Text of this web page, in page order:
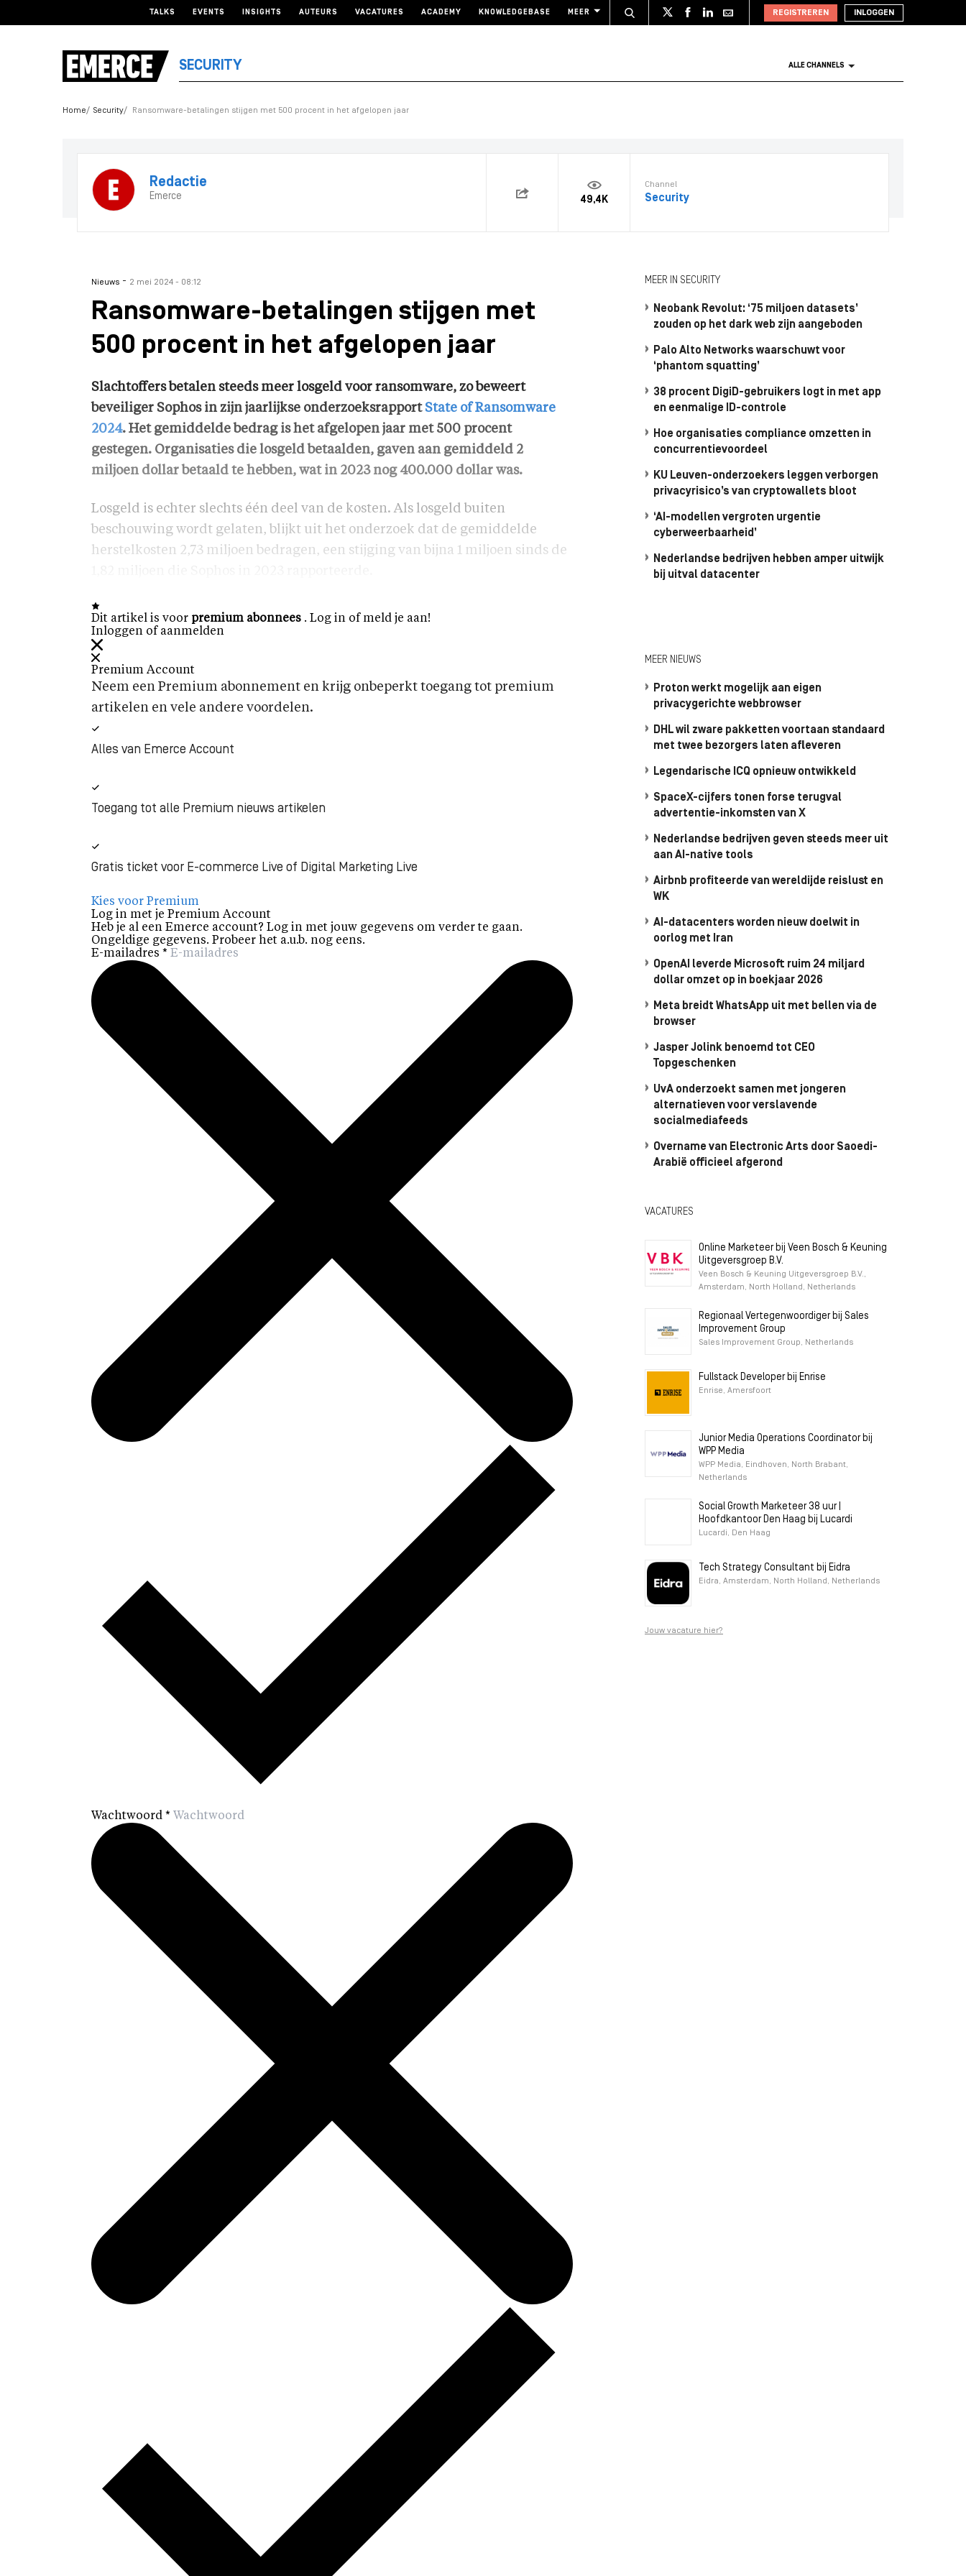
TALKS EVENTS INSIGHTS AUTEURS VACATURES ACADEMY KNOWLEDGEBASE MEER REGISTREREN INLOGGEN
SECURITY ALLE CHANNELS
Home Security Ransomware-betalingen stijgen met 500 procent in het afgelopen jaar
Redactie
Emerce 49,4K
Channel
Security
Nieuws - 2 mei 2024 - 08:12
Ransomware-betalingen stijgen met
500 procent in het afgelopen jaar
Slachtoffers betalen steeds meer losgeld voor ransomware, zo beweert
beveiliger Sophos in zijn jaarlijkse onderzoeksrapport State of Ransomware
2024. Het gemiddelde bedrag is het afgelopen jaar met 500 procent
gestegen. Organisaties die losgeld betaalden, gaven aan gemiddeld 2
miljoen dollar betaald te hebben, wat in 2023 nog 400.000 dollar was.
Losgeld is echter slechts één deel van de kosten. Als losgeld buiten
beschouwing wordt gelaten, blijkt uit het onderzoek dat de gemiddelde
herstelkosten 2,73 miljoen bedragen, een stijging van bijna 1 miljoen sinds de
Dit artikel is voor premium abonnees . Log in of meld je aan!
Inloggen of aanmelden
Premium Account
Neem een Premium abonnement en krijg onbeperkt toegang tot premium
artikelen en vele andere voordelen.
Alles van Emerce Account
Toegang tot alle Premium nieuws artikelen
Gratis ticket voor E-commerce Live of Digital Marketing Live
Kies voor Premium
Log in met je Premium Account
Heb je al een Emerce account? Log in met jouw gegevens om verder te gaan.
Ongeldige gegevens. Probeer het a.u.b. nog eens.
E-mailadres *
Wachtwoord *
MEER IN SECURITY
Neobank Revolut: ‘75 miljoen datasets’
zouden op het dark web zijn aangeboden
Palo Alto Networks waarschuwt voor
‘phantom squatting’
38 procent DigiD-gebruikers logt in met app
en eenmalige ID-controle
Hoe organisaties compliance omzetten in
concurrentievoordeel
KU Leuven-onderzoekers leggen verborgen
privacyrisico’s van cryptowallets bloot
‘AI-modellen vergroten urgentie
cyberweerbaarheid’
Nederlandse bedrijven hebben amper uitwijk
bij uitval datacenter
MEER NIEUWS
Proton werkt mogelijk aan eigen
privacygerichte webbrowser
DHL wil zware pakketten voortaan standaard
met twee bezorgers laten afleveren
Legendarische ICQ opnieuw ontwikkeld
SpaceX-cijfers tonen forse terugval
advertentie-inkomsten van X
Nederlandse bedrijven geven steeds meer uit
aan AI-native tools
Airbnb profiteerde van wereldijde reislust en
WK
AI-datacenters worden nieuw doelwit in
oorlog met Iran
OpenAI leverde Microsoft ruim 24 miljard
dollar omzet op in boekjaar 2026
Meta breidt WhatsApp uit met bellen via de
browser
Jasper Jolink benoemd tot CEO
Topgeschenken
UvA onderzoekt samen met jongeren
alternatieven voor verslavende
socialmediafeeds
Overname van Electronic Arts door Saoedi-
Arabië officieel afgerond
VACATURES
Online Marketeer bij Veen Bosch & Keuning
Uitgeversgroep B.V.
Veen Bosch & Keuning Uitgeversgroep B.V.,
Amsterdam, North Holland, Netherlands
Regionaal Vertegenwoordiger bij Sales
Improvement Group
Sales Improvement Group, Netherlands
Fullstack Developer bij Enrise
Enrise, Amersfoort
Junior Media Operations Coordinator bij
WPP Media
WPP Media, Eindhoven, North Brabant,
Netherlands
Social Growth Marketeer 38 uur |
Hoofdkantoor Den Haag bij Lucardi
Lucardi, Den Haag
Tech Strategy Consultant bij Eidra
Eidra, Amsterdam, North Holland, Netherlands
Jouw vacature hier?